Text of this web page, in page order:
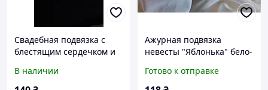
Свадебная подвязка с
блестящим сердечком и
Ажурная свадебная
подвязка для невесты
В наличии
Ажурная подвязка
невесты "Яблонька" бело-
цвета)
Готово к отправке